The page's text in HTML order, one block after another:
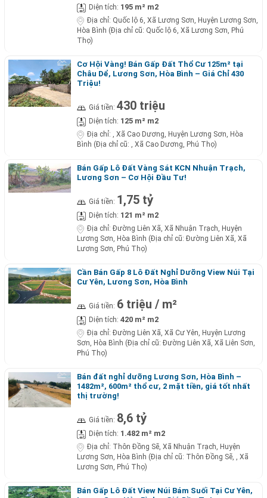
Diện tích: 195 m² m2
Địa chỉ: Quốc lộ 6, Xã Lương Sơn, Huyện Lương Sơn,
Hòa Bình (Địa chỉ cũ: Quốc lộ 6, Xã Lương Sơn, Phú
Thọ)
Cơ Hội Vàng! Bán Gấp Đất Thổ Cư 125m² tại
Châu Dể, Lương Sơn, Hòa Bình – Giá Chỉ 430
Triệu!
Giá tiền: 430 triệu
Diện tích: 125 m² m2
Địa chỉ: , Xã Cao Dương, Huyện Lương Sơn, Hòa
Bình (Địa chỉ cũ: , Xã Cao Dương, Phú Thọ)
Bán Gấp Lô Đất Vàng Sát KCN Nhuận Trạch,
Lương Sơn – Cơ Hội Đầu Tư!
Giá tiền: 1,75 tỷ
Diện tích: 121 m² m2
Địa chỉ: Đường Liên Xã, Xã Nhuận Trạch, Huyện
Lương Sơn, Hòa Bình (Địa chỉ cũ: Đường Liên Xã, Xã
Lương Sơn, Phú Thọ)
Cần Bán Gấp 8 Lô Đất Nghỉ Dưỡng View Núi Tại
Cư Yên, Lương Sơn, Hòa Bình
Giá tiền: 6 triệu / m²
Diện tích: 420 m² m2
Địa chỉ: Đường Liên Xã, Xã Cư Yên, Huyện Lương
Sơn, Hòa Bình (Địa chỉ cũ: Đường Liên Xã, Xã Liên Sơn,
Phú Thọ)
Bán đất nghỉ dưỡng Lương Sơn, Hòa Bình –
1482m², 600m² thổ cư, 2 mặt tiền, giá tốt nhất
thị trường!
Giá tiền: 8,6 tỷ
Diện tích: 1.482 m² m2
Địa chỉ: Thôn Đồng Sẽ, Xã Nhuận Trạch, Huyện
Lương Sơn, Hòa Bình (Địa chỉ cũ: Thôn Đồng Sẽ, , Xã
Lương Sơn, Phú Thọ)
Bán Gấp Lô Đất View Núi Bám Suối Tại Cư Yên,